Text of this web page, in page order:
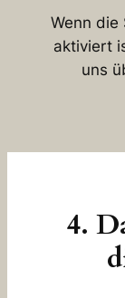
Wenn die
aktiviert
uns
4.